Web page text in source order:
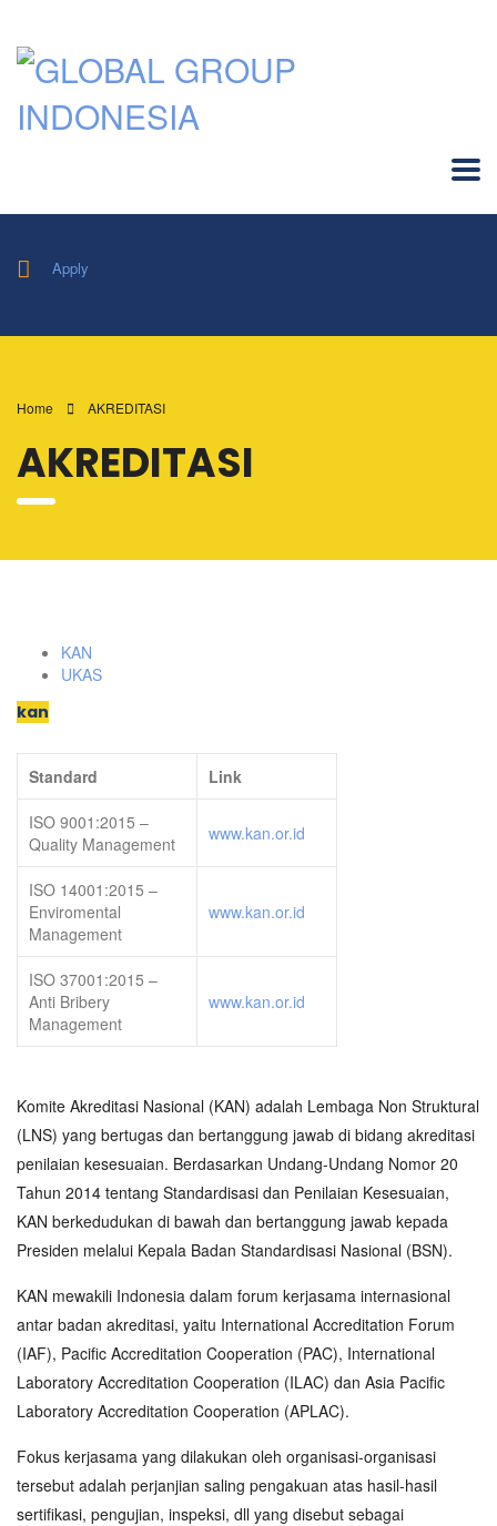
Apply
Home AKREDITASI
AKREDITASI
KAN
UKAS
kan
Standard Link
ISO 9001:2015 –
Quality Management
www.kan.or.id
ISO 14001:2015 –
Enviromental
Management
www.kan.or.id
ISO 37001:2015 –
Anti Bribery
Management
www.kan.or.id
Komite Akreditasi Nasional (KAN) adalah Lembaga Non Struktural
(LNS) yang bertugas dan bertanggung jawab di bidang akreditasi
penilaian kesesuaian. Berdasarkan Undang-Undang Nomor 20
Tahun 2014 tentang Standardisasi dan Penilaian Kesesuaian,
KAN berkedudukan di bawah dan bertanggung jawab kepada
Presiden melalui Kepala Badan Standardisasi Nasional (BSN).
KAN mewakili Indonesia dalam forum kerjasama internasional
antar badan akreditasi, yaitu International Accreditation Forum
(IAF), Pacific Accreditation Cooperation (PAC), International
Laboratory Accreditation Cooperation (ILAC) dan Asia Pacific
Laboratory Accreditation Cooperation (APLAC).
Fokus kerjasama yang dilakukan oleh organisasi-organisasi
tersebut adalah perjanjian saling pengakuan atas hasil-hasil
sertifikasi, pengujian, inspeksi, dll yang disebut sebagai